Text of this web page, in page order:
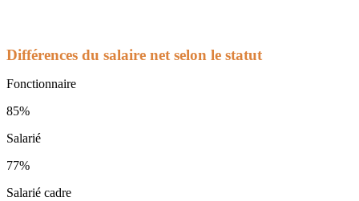
Différences du salaire net selon le statut
Fonctionnaire
85%
Salarié
77%
Salarié cadre